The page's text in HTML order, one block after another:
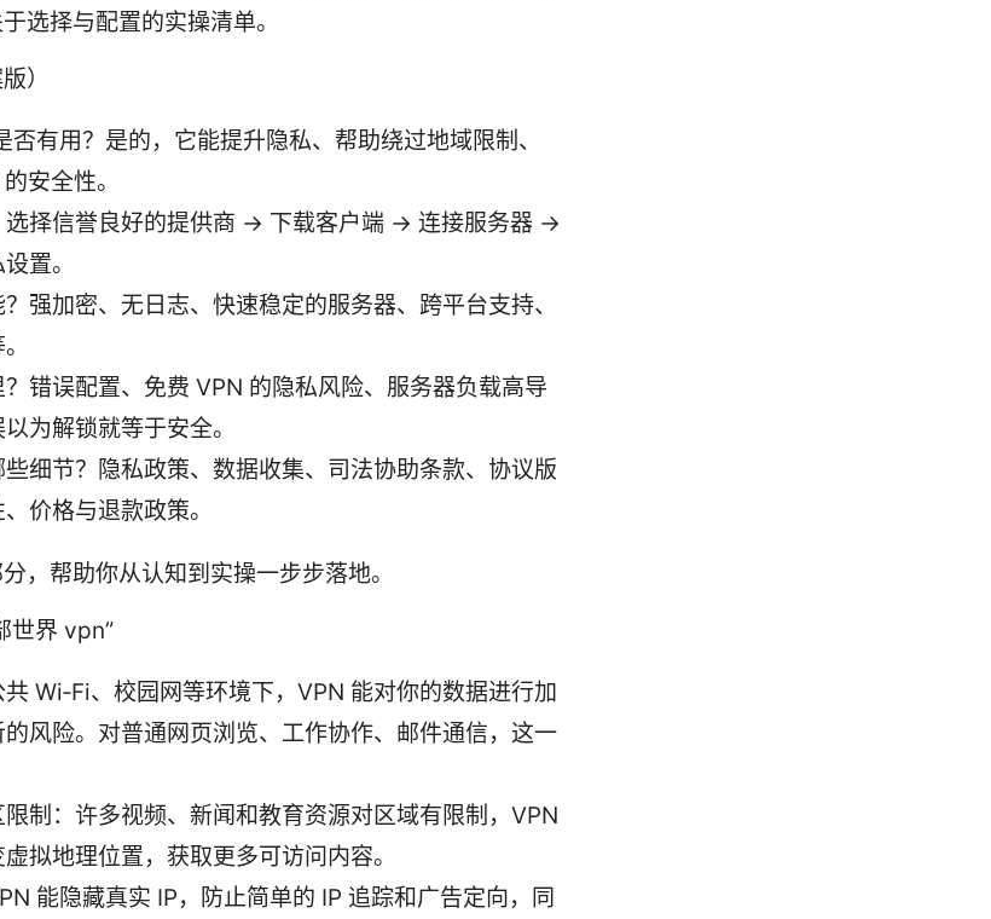
选择与配置的实操清单。
）
有用？是的，它能提升隐私、帮助绕过地域限制、
安全性。
选择信誉良好的提供商 → 下载客户端 → 连接服务器 →
置。
强加密、无日志、快速稳定的服务器、跨平台支持、
错误配置、免费 VPN 的隐私风险、服务器负载高导
为解锁就等于安全。
细节？隐私政策、数据收集、司法协助条款、协议版
价格与退款政策。
，帮助你从认知到实操一步步落地。
世界 vpn”
Wi‑Fi、校园网等环境下，VPN 能对你的数据进行加
风险。对普通网页浏览、工作协作、邮件通信，这一
制：许多视频、新闻和教育资源对区域有限制，VPN
拟地理位置，获取更多可访问内容。
能隐藏真实 IP，防止简单的 IP 追踪和广告定向，同